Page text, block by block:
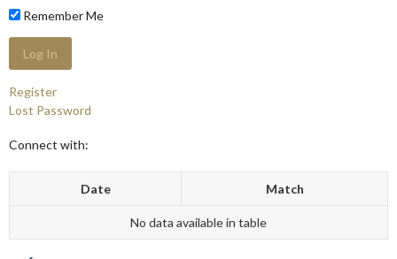
Remember Me
Register
Lost Password
Connect with:
Date Match
No data available in table